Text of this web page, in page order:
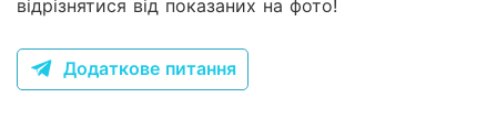
Додаткове питання